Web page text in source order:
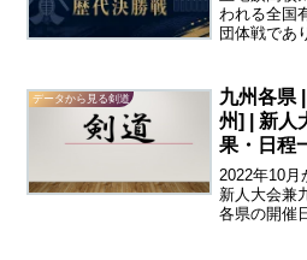
われる全国
団体戦であ
会である。
道大会の歴
データから見る剣道
九州各県
州] | 新人
果・日程
2022年10
新人大会兼
各県の開催